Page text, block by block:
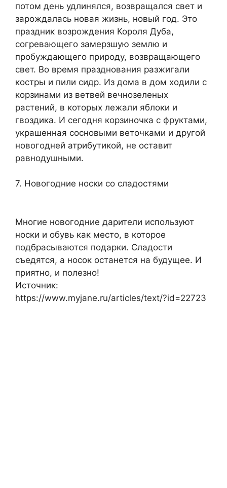
потом день удлинялся, возвращался свет и
зарождалась новая жизнь, новый год. Это
праздник возрождения Короля Дуба,
согревающего замерзшую землю и
пробуждающего природу, возвращающего
свет. Во время празднования разжигали
костры и пили сидр. Из дома в дом ходили с
корзинами из ветвей вечнозеленых
растений, в которых лежали яблоки и
гвоздика. И сегодня корзиночка с фруктами,
украшенная сосновыми веточками и другой
новогодней атрибутикой, не оставит
равнодушными.
7. Новогодние носки со сладостями
Многие новогодние дарители используют
носки и обувь как место, в которое
подбрасываются подарки. Сладости
съедятся, а носок останется на будущее. И
приятно, и полезно!
Источник:
https://www.myjane.ru/articles/text/?id=22723